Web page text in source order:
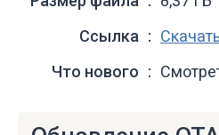
Ссылка
Что нового